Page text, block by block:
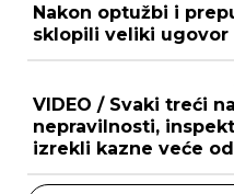
Nakon optužbi i
sklopili veliki
VIDEO / Svaki treći
nepravilnosti,
izrekli kazne veće